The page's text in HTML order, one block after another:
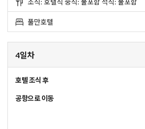
조식: 호텔식 중식: 불포함 석식: 불포함
풀만호텔
4일차
호텔 조식 후
공항으로 이동